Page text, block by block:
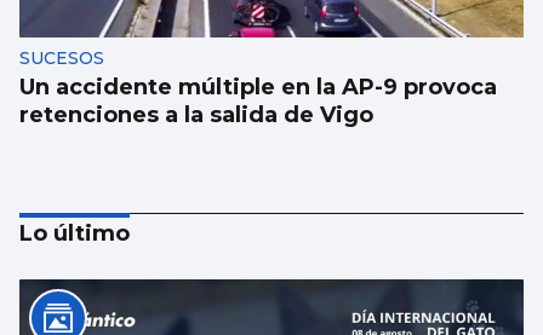
SUCESOS
Un accidente múltiple en la AP-9 provoca
retenciones a la salida de Vigo
Lo último